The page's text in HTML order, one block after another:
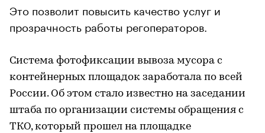
Это позволит повысить качество услуг и
прозрачность работы регоператоров.
Система фотофиксации вывоза мусора с
контейнерных площадок заработала по всей
России. Об этом стало известно на заседании
штаба по организации системы обращения с
ТКО, который прошел на площадке